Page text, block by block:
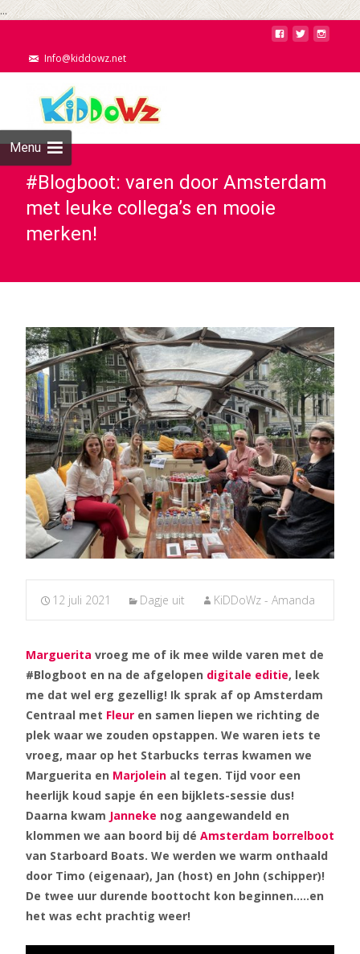
...
Info@kiddowz.net
Menu
#Blogboot: varen door Amsterdam
met leuke collega’s en mooie
merken!
12 juli 2021 Dagje uit KiDDoWz - Amanda
Marguerita vroeg me of ik mee wilde varen met de
#Blogboot en na de afgelopen digitale editie, leek
me dat wel erg gezellig! Ik sprak af op Amsterdam
Centraal met Fleur en samen liepen we richting de
plek waar we zouden opstappen. We waren iets te
vroeg, maar op het Starbucks terras kwamen we
Marguerita en Marjolein al tegen. Tijd voor een
heerlijk koud sapje én een bijklets-sessie dus!
Daarna kwam Janneke nog aangewandeld en
klommen we aan boord bij dé Amsterdam borrelboot
van Starboard Boats. We werden we warm onthaald
door Timo (eigenaar), Jan (host) en John (schipper)!
De twee uur durende boottocht kon beginnen…..en
het was echt prachtig weer!